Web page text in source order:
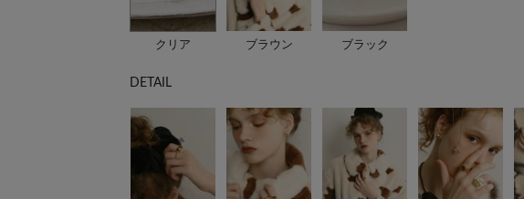
クリア ブラウン ブラック
DETAIL